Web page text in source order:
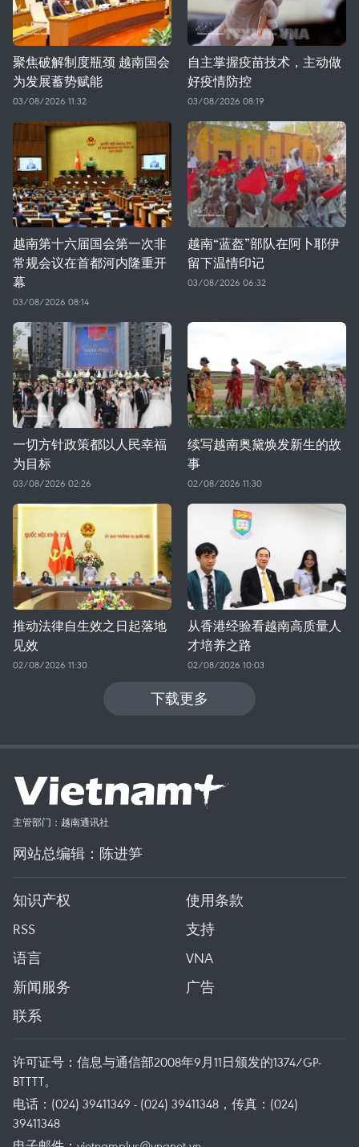
聚焦破解制度瓶颈 越南国会
为发展蓄势赋能
03/08/2026 11:32
自主掌握疫苗技术，主动做
好疫情防控
03/08/2026 08:19
越南第十六届国会第一次非
常规会议在首都河内隆重开
幕
03/08/2026 08:14
越南“蓝盔”部队在阿卜耶伊
留下温情印记
03/08/2026 06:32
一切方针政策都以人民幸福
为目标
03/08/2026 02:26
续写越南奥黛焕发新生的故
事
02/08/2026 11:30
推动法律自生效之日起落地
见效
02/08/2026 11:30
从香港经验看越南高质量人
才培养之路
02/08/2026 10:03
下载更多
主管部门：越南通讯社
网站总编辑：陈进笋
知识产权
使用条款
RSS
支持
语言
VNA
新闻服务
广告
联系
许可证号：信息与通信部2008年9月11日颁发的1374/GP-
BTTTT。
电话：(024) 39411349 - (024) 39411348，传真：(024)
39411348